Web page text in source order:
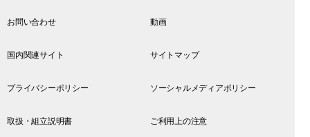
お問い合わせ 動画
国内関連サイト サイトマップ
プライバシーポリシー ソーシャルメディアポリシー
取扱・組立説明書 ご利用上の注意